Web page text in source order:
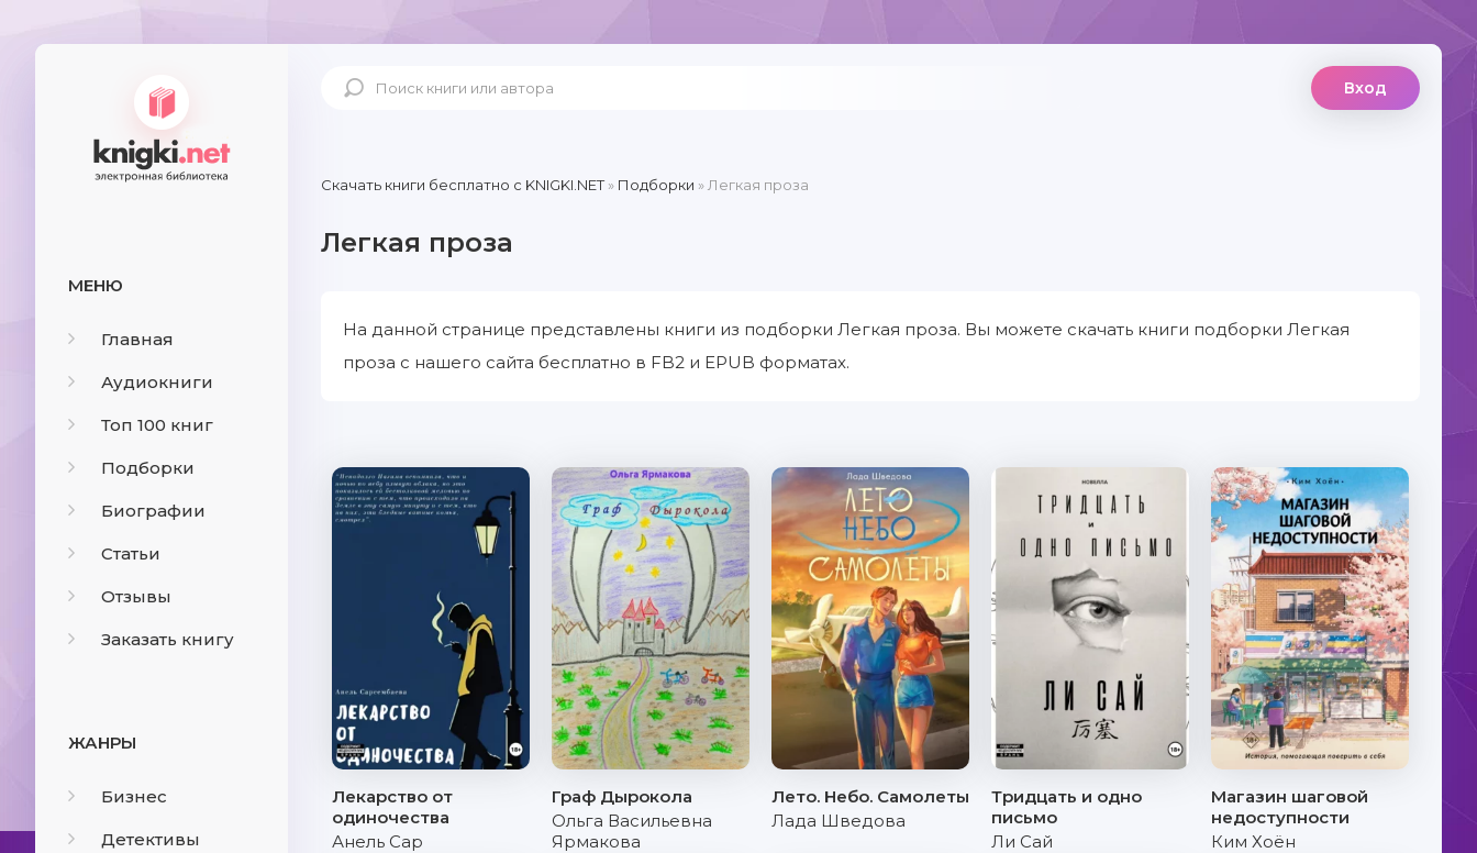
МЕНЮ
Главная
Аудиокниги
Топ 100 книг
Подборки
Биографии
Статьи
Отзывы
Заказать книгу
ЖАНРЫ
Бизнес
Детективы
Вход
Скачать книги бесплатно c KNIGKI.NET» Подборки » Легкая проза
Легкая проза
На данной странице представлены книги из подборки Легкая проза. Вы можете скачать книги подборки Легкая
проза с нашего сайта бесплатно в FB2 и EPUB форматах.
Лекарство от
одиночества
Анель Сар
Граф Дырокола
Ольга Васильевна
Ярмакова
Лето. Небо. Самолеты
Лада Шведова
Тридцать и одно
письмо
Ли Сай
Магазин шаговой
недоступности
Ким Хоён